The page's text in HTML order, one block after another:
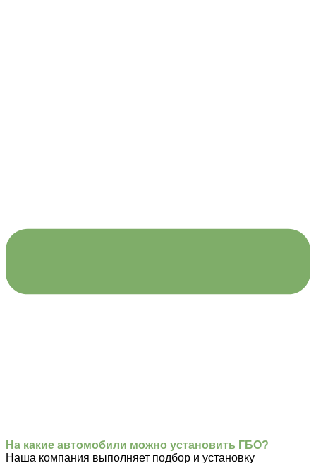
На какие автомобили можно установить ГБО?
Наша компания выполняет подбор и установку